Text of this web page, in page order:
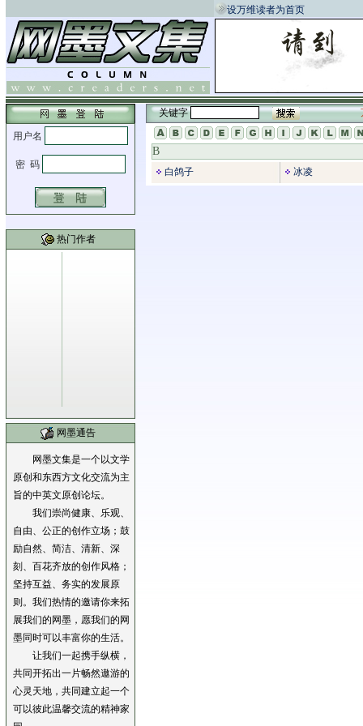
设万维读者为首页
热门作者
网墨通告
网墨文集是一个以文学
原创和东西方文化交流为主
旨的中英文原创论坛。
我们崇尚健康、乐观、
自由、公正的创作立场；鼓
励自然、简洁、清新、深
刻、百花齐放的创作风格；
坚持互益、务实的发展原
则。我们热情的邀请你来拓
展我们的网墨，愿我们的网
墨同时可以丰富你的生活。
让我们一起携手纵横，
共同开拓出一片畅然遨游的
心灵天地，共同建立起一个
可以彼此温馨交流的精神家
关键字
B
白鸽子 冰凌